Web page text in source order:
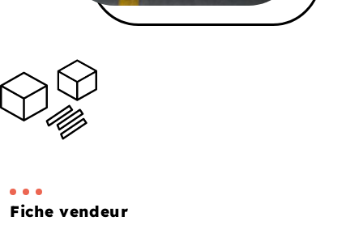
Fiche vendeur